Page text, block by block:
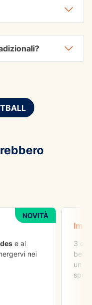
NOVITÀ
e al
nei
3
un
sport